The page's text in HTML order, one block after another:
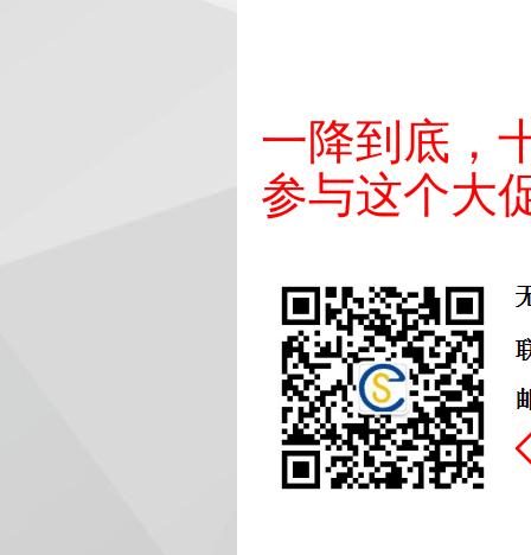
一降到底，
参与这个大